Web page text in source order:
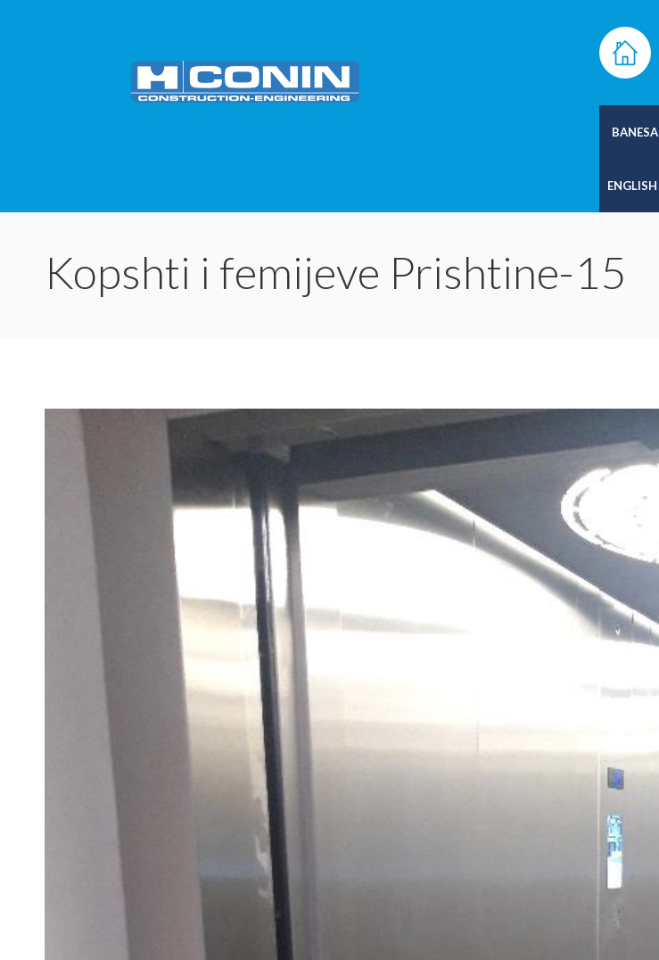
BANESA
ENGLISH
Kopshti i femijeve Prishtine-15